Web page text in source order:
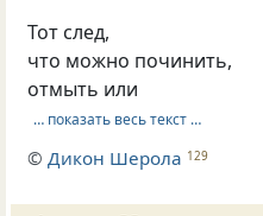
Тот след,
что можно починить,
отмыть или
… показать весь текст …
©Дикон Шерола 129